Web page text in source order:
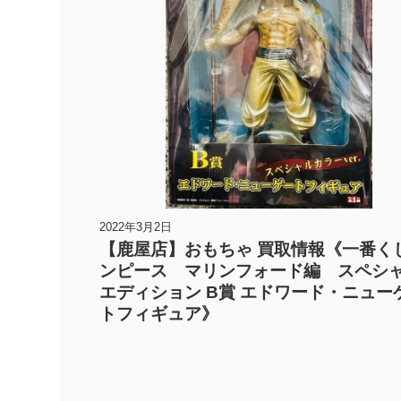
2022年3月2日
【鹿屋店】おもちゃ 買取情報《一番く
ンピース マリンフォード編 スペシ
エディション B賞 エドワード・ニュー
トフィギュア》